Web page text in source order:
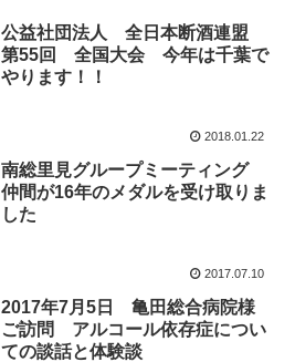
公益社団法人 全日本断酒連盟
第55回 全国大会 今年は千葉で
やります！！
2018.01.22
南総里見グループミーティング
仲間が16年のメダルを受け取りま
した
2017.07.10
2017年7月5日 亀田総合病院様
ご訪問 アルコール依存症につい
ての談話と体験談